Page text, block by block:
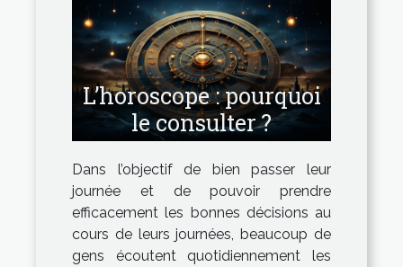
L’horoscope : pourquoi
le consulter ?
Dans l’objectif de bien passer leur
journée et de pouvoir prendre
efficacement les bonnes décisions au
cours de leurs journées, beaucoup de
gens écoutent quotidiennement les